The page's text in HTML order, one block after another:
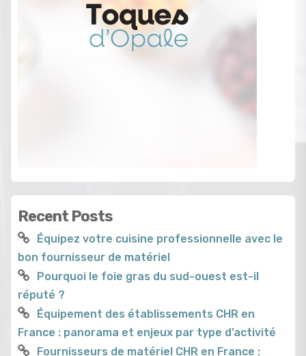
Recent Posts
Équipez votre cuisine professionnelle avec le
bon fournisseur de matériel
Pourquoi le foie gras du sud-ouest est-il
réputé ?
Équipement des établissements CHR en
France : panorama et enjeux par type d’activité
Fournisseurs de matériel CHR en France :